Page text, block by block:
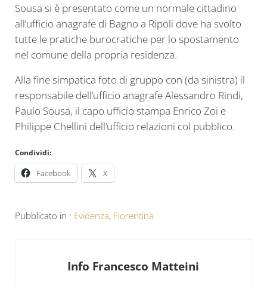
Sousa si è presentato come un normale cittadino
all’ufficio anagrafe di Bagno a Ripoli dove ha svolto
tutte le pratiche burocratiche per lo spostamento
nel comune della propria residenza.
Alla fine simpatica foto di gruppo con (da sinistra) il
responsabile dell’ufficio anagrafe Alessandro Rindi,
Paulo Sousa, il capo ufficio stampa Enrico Zoi e
Philippe Chellini dell’ufficio relazioni col pubblico.
Condividi:
Facebook X
Pubblicato in : Evidenza, Fiorentina
Info Francesco Matteini